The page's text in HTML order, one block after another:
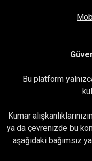
Bu platform
Kumar
ya da çevrenizde bu
aşağıdaki bağımsız